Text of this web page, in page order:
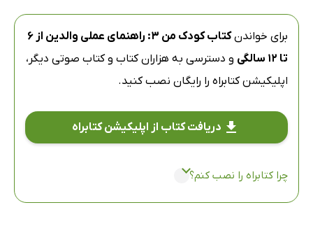
برای خواندن
کتاب کودک من 3: راهنمای عملی والدین از 6
تا 12 سالگی
و دسترسی به هزاران کتاب و کتاب صوتی دیگر،
اپلیکیشن کتابراه را رایگان نصب کنید.
دریافت کتاب از اپلیکیشن کتابراه
چرا کتابراه را نصب کنم؟